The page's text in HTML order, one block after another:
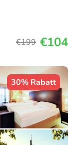
€199 €104
30% Rabatt